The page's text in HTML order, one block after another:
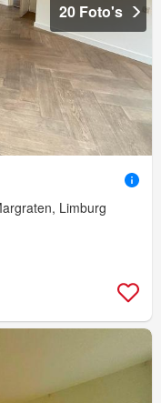
20 Foto's
Limburg